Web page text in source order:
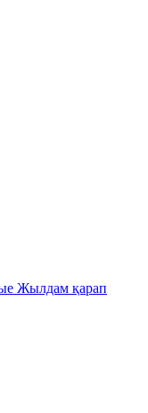
Жылдам қарап